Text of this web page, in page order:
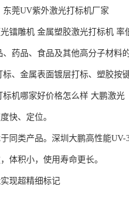
莞UV紫外激光打标机厂家
镭雕机 金属塑胶激光打标机 率
药品、食品及其他高分子材料
、金属表面镀层打标、塑胶按
机哪家好价格怎么样 大鹏激光
快、定位。
同类产品。深圳大鹏高性能
体积小，使用寿命更长。
现超精细标记